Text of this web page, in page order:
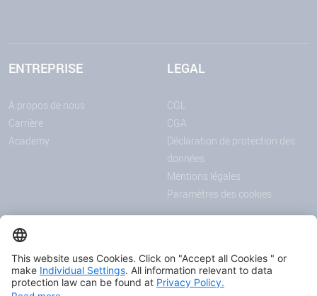
ENTREPRISE
À propos de nous
Carrière
Academy
LEGAL
CGL
CGA
Déclaration de protection des
données
Mentions légales
Paramètres des cookies
ANNONCES
Actualités
Downloadcenter